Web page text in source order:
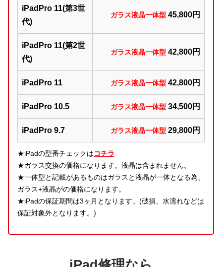
iPadPro 11(第3世
代)
ガラス液晶一体型 45,800円
iPadPro 11(第2世
代)
ガラス液晶一体型 42,800円
iPadPro 11 ガラス液晶一体型 42,800円
iPadPro 10.5 ガラス液晶一体型 34,500円
iPadPro 9.7 ガラス液晶一体型 29,800円
★iPadの型番チェックはコチラ
★ガラス交換の価格になります。液晶は含まれません。
★一体型と記載があるものはガラスと液晶が一体となる為、
ガラス+液晶がの価格になります。
★iPadの保証期間は3ヶ月となります。(破損、水濡れなどは
保証対象外となります。)